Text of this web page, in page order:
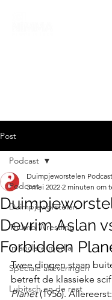
Post
Podcast
Duimpjeworstelen
Thumb Wrestling
In andere media
Speciale afleveringen
Lubitsch en de rest
Podcast
Devrim Aslan
Forbidden
Duimpjeworstelen Podcast
3 mei 2022 2 minuten om
Twee dingen staan
betreft de klassieke
Planet (1956).